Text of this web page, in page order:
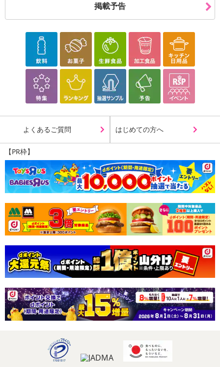
掲載予告
よくあるご質問 はじめての方へ
【PR枠】